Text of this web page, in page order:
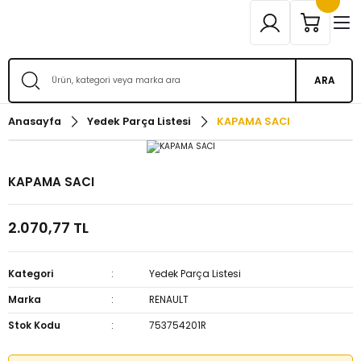
ARA
Anasayfa Yedek Parça Listesi KAPAMA SACI
KAPAMA SACI
2.070,77 TL
Kategori
Yedek Parça Listesi
Marka
RENAULT
Stok Kodu
753754201R